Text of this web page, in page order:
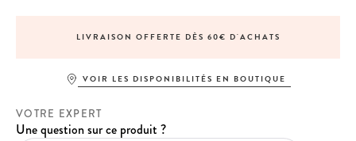
LIVRAISON OFFERTE DÈS 60€ D'ACHATS
VOIR LES DISPONIBILITÉS EN BOUTIQUE
VOTRE EXPERT
Une question sur ce produit ?